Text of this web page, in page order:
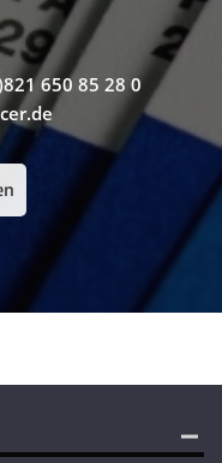
650 85 28 0